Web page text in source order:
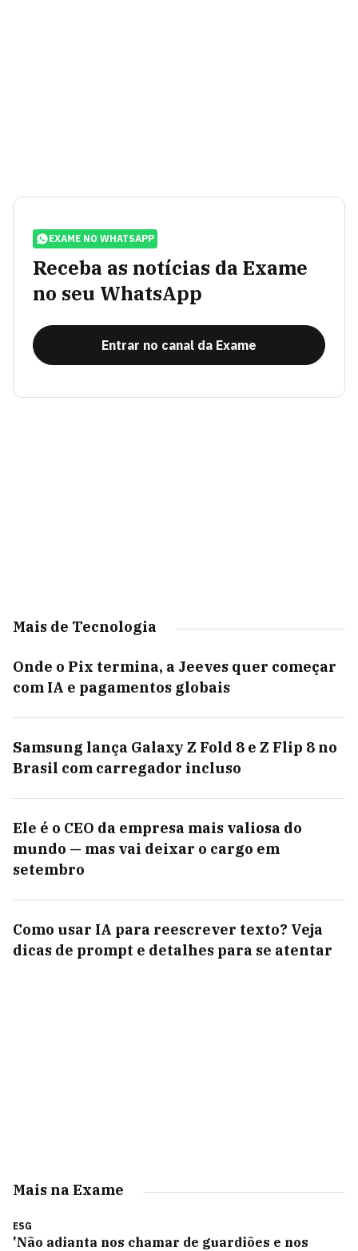
EXAME NO WHATSAPP
Receba as notícias da Exame
no seu WhatsApp
Entrar no canal da Exame
Mais de Tecnologia
Onde o Pix termina, a Jeeves quer começar
com IA e pagamentos globais
Samsung lança Galaxy Z Fold 8 e Z Flip 8 no
Brasil com carregador incluso
Ele é o CEO da empresa mais valiosa do
mundo — mas vai deixar o cargo em
setembro
Como usar IA para reescrever texto? Veja
dicas de prompt e detalhes para se atentar
Mais na Exame
ESG
'Não adianta nos chamar de guardiões e nos